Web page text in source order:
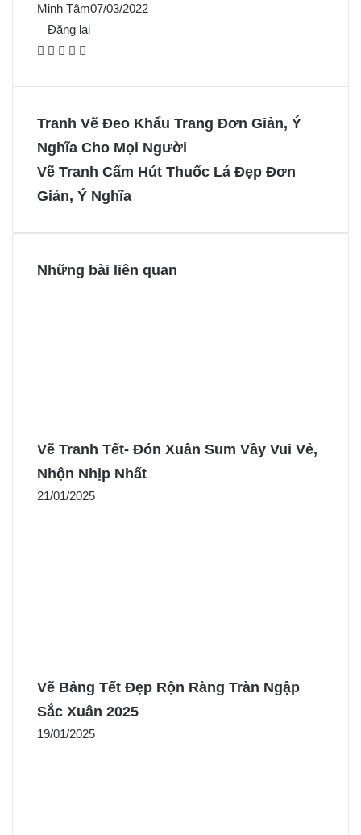
Minh Tâm07/03/2022
Đăng lại
F
o
o
k
X P
r
e
s
M
n
g
e
n
g
Tranh Vẽ Đeo Khẩu Trang Đơn Giản, Ý
Nghĩa Cho Mọi Người
Vẽ Tranh Cấm Hút Thuốc Lá Đẹp Đơn
Giản, Ý Nghĩa
Những bài liên quan
Vẽ Tranh Tết- Đón Xuân Sum Vầy Vui Vẻ,
Nhộn Nhịp Nhất
21/01/2025
Vẽ Bảng Tết Đẹp Rộn Ràng Tràn Ngập
Sắc Xuân 2025
19/01/2025